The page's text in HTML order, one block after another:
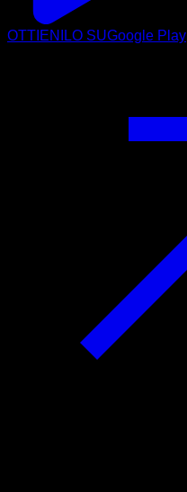
OTTIENILO SUGoogle Play